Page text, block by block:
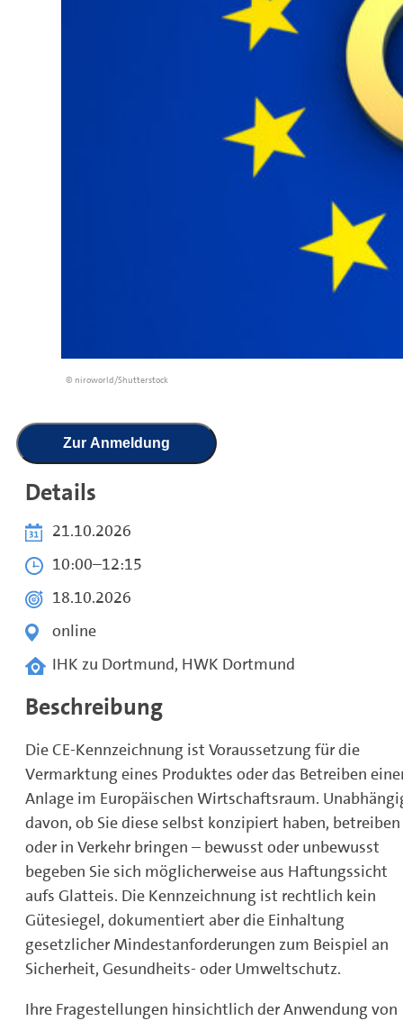
© niroworld/Shutterstock
Zur Anmeldung
Details
21.10.2026
10:00–12:15
18.10.2026
online
IHK zu Dortmund, HWK Dortmund
Beschreibung
Die CE-Kennzeichnung ist Voraussetzung für die
Vermarktung eines Produktes oder das Betreiben
Anlage im Europäischen Wirtschaftsraum.
davon, ob Sie diese selbst konzipiert haben, betreiben
oder in Verkehr bringen – bewusst oder unbewusst
begeben Sie sich möglicherweise aus Haftungssicht
aufs Glatteis. Die Kennzeichnung ist rechtlich kein
Gütesiegel, dokumentiert aber die Einhaltung
gesetzlicher Mindestanforderungen zum Beispiel an
Sicherheit, Gesundheits- oder Umweltschutz.
Ihre Fragestellungen hinsichtlich der Anwendung von